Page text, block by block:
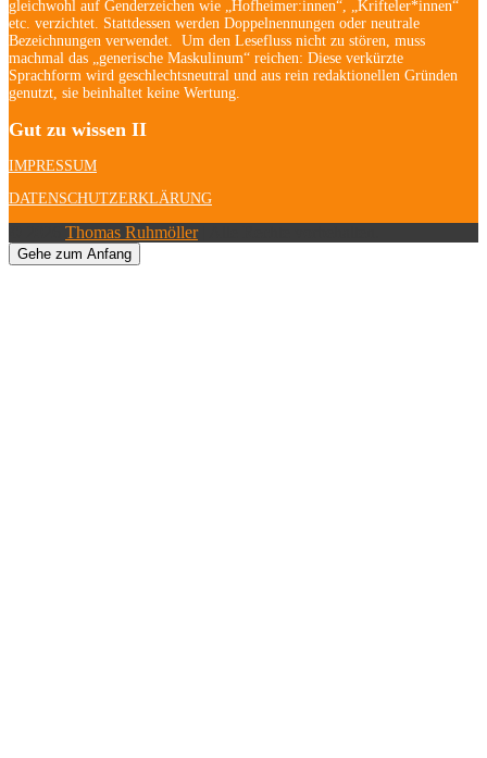
gleichwohl auf Genderzeichen wie „Hofheimer:innen“, „Krifteler*innen“
etc. verzichtet. Stattdessen werden Doppelnennungen oder neutrale
Bezeichnungen verwendet. Um den Lesefluss nicht zu stören, muss
machmal das „generische Maskulinum“ reichen: Diese verkürzte
Sprachform wird geschlechtsneutral und aus rein redaktionellen Gründen
genutzt, sie beinhaltet keine Wertung.
Gut zu wissen II
IMPRESSUM
DATENSCHUTZERKLÄRUNG
Thomas Ruhmöller| Alle Rechte vorbehalten.
Gehe zum Anfang